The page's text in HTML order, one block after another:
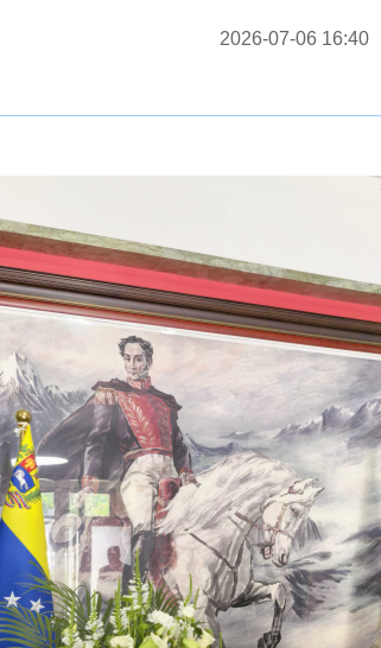
2026-07-06 16:40